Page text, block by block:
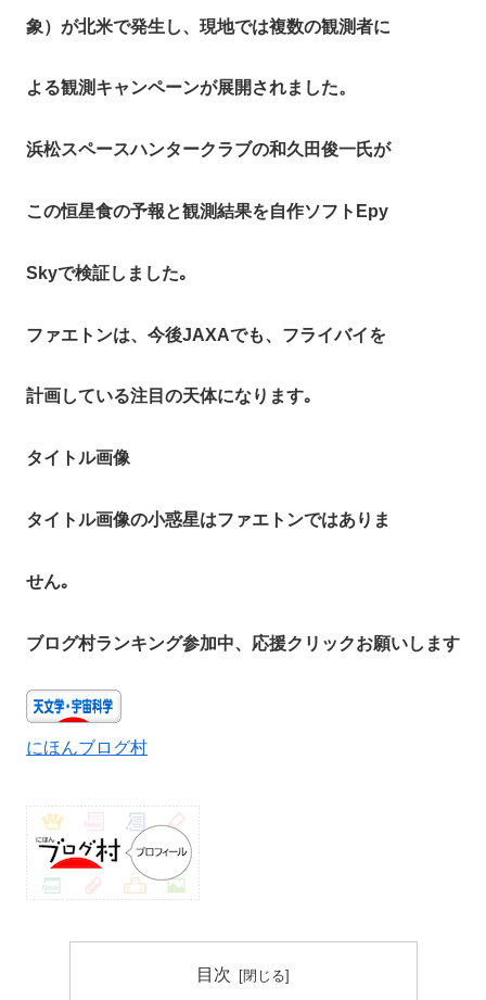
象）が北米で発生し、現地では複数の観測者に
よる観測キャンペーンが展開されました。​
浜松スペースハンタークラブの和久田俊一氏が
この恒星食の予報と観測結果を自作ソフトEpy
Skyで検証しました｡
ファエトンは、今後JAXAでも、フライバイを
計画している注目の天体になります｡
タイトル画像
タイトル画像の小惑星はファエトンではありま
せん｡
ブログ村ランキング参加中、応援クリックお願いします
にほんブログ村
目次